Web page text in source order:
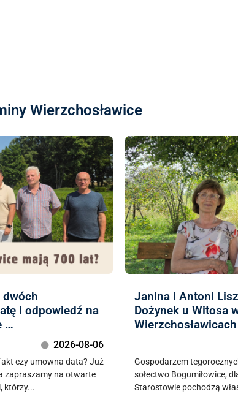
Wierzchosławice
dwóch
i odpowiedź na
…
2026-08-06
czy umowna data? Już
zapraszamy na otwarte
którzy...
Janina i Antoni
Dożynek u Witosa
Wierzchosławicach
Gospodarzem
sołectwo Bogumiłowice,
Starostowie pochodzą